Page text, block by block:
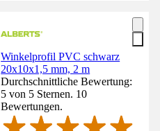
Winkelprofil PVC schwarz
20x10x1,5 mm, 2 m
Durchschnittliche Bewertung:
5 von 5 Sternen. 10
Bewertungen.